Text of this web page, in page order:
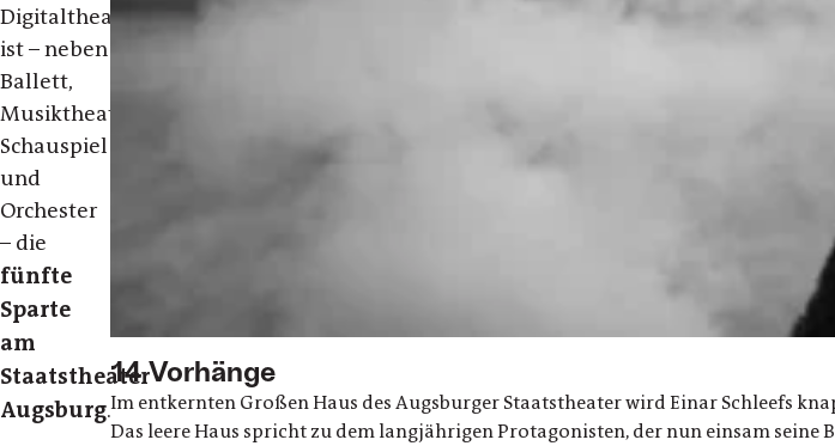
Digitaltheater
ist – neben
Ballett,
Musiktheater,
Schauspiel
und
Orchester
– die
fünfte
Sparte
am
Staatstheater
Augsburg.
14 Vorhänge
Im entkernten Großen Haus des Augsburger Staatstheater wird Einar Schleefs
Das leere Haus spricht zu dem langjährigen Protagonisten, der nun einsam seine